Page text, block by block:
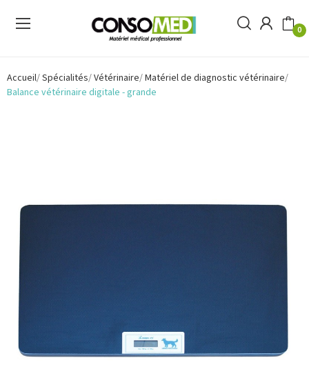
0
Accueil Spécialités Vétérinaire Matériel de diagnostic vétérinaire
Balance vétérinaire digitale - grande